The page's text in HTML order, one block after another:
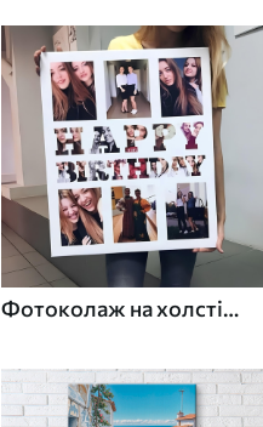
Фотоколаж на холсті